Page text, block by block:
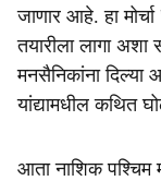
e
जाणार आहे. हा
तयारीला लागा
मनसैनिकांना दिल्या
यांद्यामधील कथित
आता नाशिक पश्चिम